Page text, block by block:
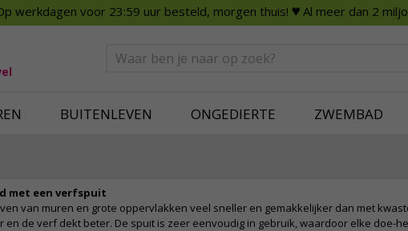
werkdagen voor 23:59 uur besteld, morgen thuis! ♥ Al meer dan 2
BUITENLEVEN ONGEDIERTE ZWEMBAD
Smart Home
Deurbellen
Slimme beveiliging
met een verfspuit
van muren en grote oppervlakken veel sneller en gemakkelijker dan met
en de verf dekt beter. De spuit is zeer eenvoudig in gebruik, waardoor elke doe-